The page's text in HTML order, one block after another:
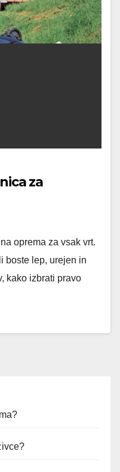
za
oprema za vsak vrt.
boste lep, urejen in
kako izbrati pravo